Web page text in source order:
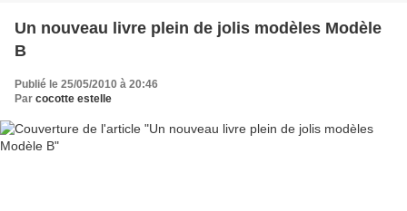
Un nouveau livre plein de jolis modèles Modèle
B
Publié le 25/05/2010 à 20:46
Par cocotte estelle